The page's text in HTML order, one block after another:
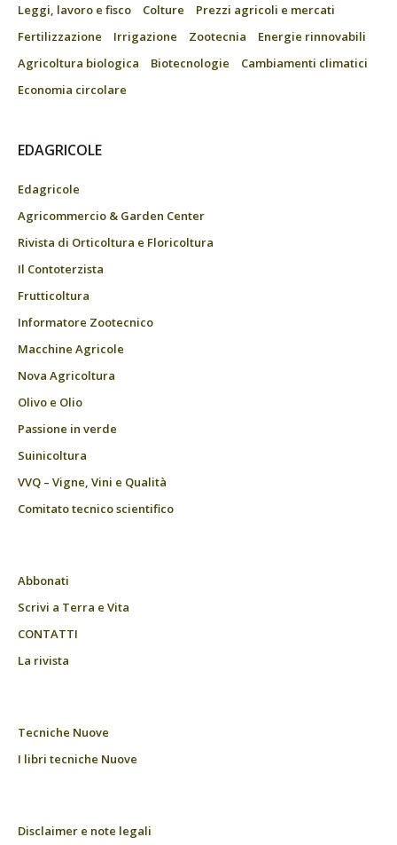
Leggi, lavoro e fisco
Colture
Prezzi agricoli e mercati
Fertilizzazione
Irrigazione Zootecnia
Energie rinnovabili
Agricoltura biologica
Biotecnologie
Cambiamenti climatici
Economia circolare
EDAGRICOLE
Edagricole
Agricommercio & Garden Center
Rivista di Orticoltura e Floricoltura
Il Contoterzista
Frutticoltura
Informatore Zootecnico
Macchine Agricole
Nova Agricoltura
Olivo e Olio
Passione in verde
Suinicoltura
VVQ – Vigne, Vini e Qualità
Comitato tecnico scientifico
Abbonati
Scrivi a Terra e Vita
CONTATTI
La rivista
Tecniche Nuove
I libri tecniche Nuove
Disclaimer e note legali